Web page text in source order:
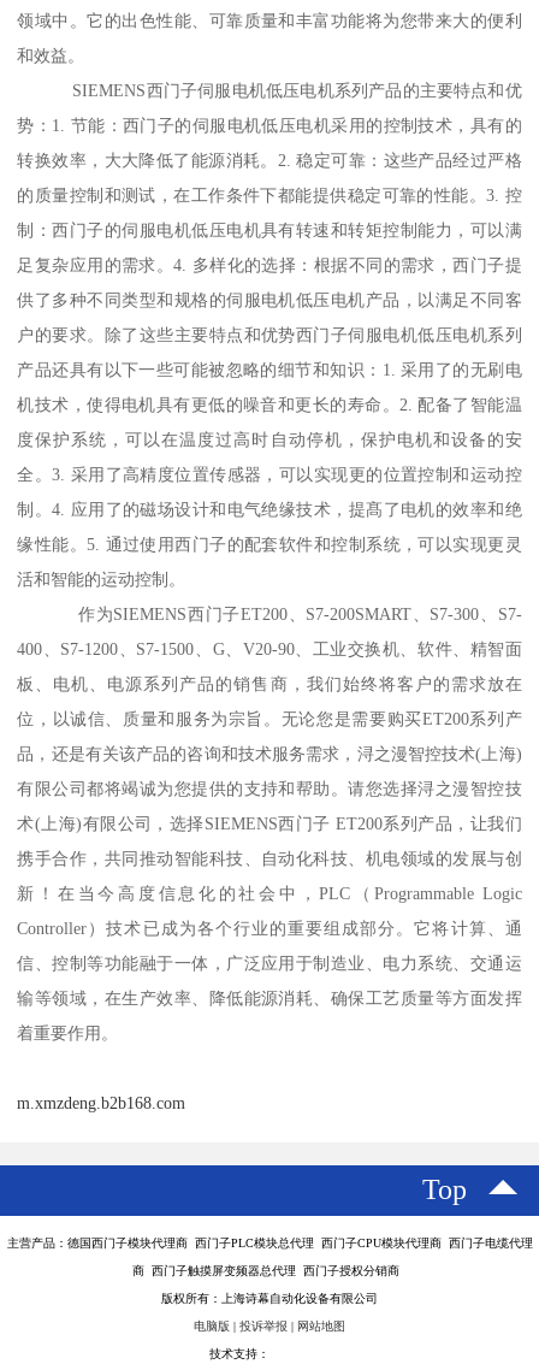
领域中。它的出色性能、可靠质量和丰富功能将为您带来大的便利
和效益。
SIEMENS西门子伺服电机低压电机系列产品的主要特点和优
势：1. 节能：西门子的伺服电机低压电机采用的控制技术，具有的
转换效率，大大降低了能源消耗。2. 稳定可靠：这些产品经过严格
的质量控制和测试，在工作条件下都能提供稳定可靠的性能。3. 控
制：西门子的伺服电机低压电机具有转速和转矩控制能力，可以满
足复杂应用的需求。4. 多样化的选择：根据不同的需求，西门子提
供了多种不同类型和规格的伺服电机低压电机产品，以满足不同客
户的要求。除了这些主要特点和优势西门子伺服电机低压电机系列
产品还具有以下一些可能被忽略的细节和知识：1. 采用了的无刷电
机技术，使得电机具有更低的噪音和更长的寿命。2. 配备了智能温
度保护系统，可以在温度过高时自动停机，保护电机和设备的安
全。3. 采用了高精度位置传感器，可以实现更的位置控制和运动控
制。4. 应用了的磁场设计和电气绝缘技术，提髙了电机的效率和绝
缘性能。5. 通过使用西门子的配套软件和控制系统，可以实现更灵
活和智能的运动控制。
作为SIEMENS西门子ET200、S7-200SMART、S7-300、S7-
400、S7-1200、S7-1500、G、V20-90、工业交换机、软件、精智面
板、电机、电源系列产品的销售商，我们始终将客户的需求放在
位，以诚信、质量和服务为宗旨。无论您是需要购买ET200系列产
品，还是有关该产品的咨询和技术服务需求，浔之漫智控技术(上海)
有限公司都将竭诚为您提供的支持和帮助。请您选择浔之漫智控技
术(上海)有限公司，选择SIEMENS西门子 ET200系列产品，让我们
携手合作，共同推动智能科技、自动化科技、机电领域的发展与创
新！在当今高度信息化的社会中，PLC（Programmable Logic
Controller）技术已成为各个行业的重要组成部分。它将计算、通
信、控制等功能融于一体，广泛应用于制造业、电力系统、交通运
输等领域，在生产效率、降低能源消耗、确保工艺质量等方面发挥
着重要作用。
m.xmzdeng.b2b168.com
Top
主营产品：德国西门子模块代理商 西门子PLC模块总代理 西门子CPU模块代理商 西门子电缆代理
商 西门子触摸屏变频器总代理 西门子授权分销商
版权所有：上海诗幕自动化设备有限公司
电脑版 | 投诉举报 | 网站地图
技术支持：